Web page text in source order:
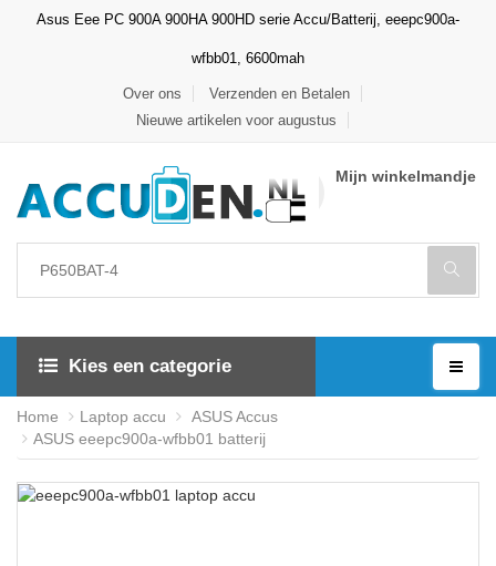
Asus Eee PC 900A 900HA 900HD serie Accu/Batterij, eeepc900a-
wfbb01, 6600mah
Over ons
Verzenden en Betalen
Nieuwe artikelen voor augustus
Mijn winkelmandje
Kies een categorie
Home Laptop accu
ASUS Accus
ASUS eeepc900a-wfbb01 batterij